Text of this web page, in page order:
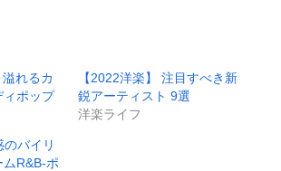
れるカ
ィポップ
【2022洋楽】 注目すべき新
鋭アーティスト 9選
洋楽ライフ
バイリ
R&B-ポ